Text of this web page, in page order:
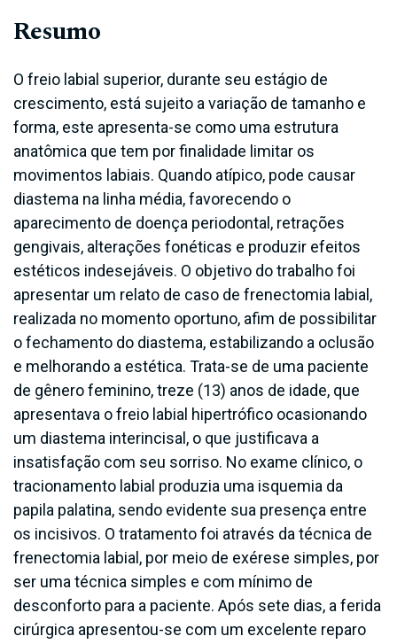
Resumo
O freio labial superior, durante seu estágio de
crescimento, está sujeito a variação de tamanho e
forma, este apresenta-se como uma estrutura
anatômica que tem por finalidade limitar os
movimentos labiais. Quando atípico, pode causar
diastema na linha média, favorecendo o
aparecimento de doença periodontal, retrações
gengivais, alterações fonéticas e produzir efeitos
estéticos indesejáveis. O objetivo do trabalho foi
apresentar um relato de caso de frenectomia labial,
realizada no momento oportuno, afim de possibilitar
o fechamento do diastema, estabilizando a oclusão
e melhorando a estética. Trata-se de uma paciente
de gênero feminino, treze (13) anos de idade, que
apresentava o freio labial hipertrófico ocasionando
um diastema interincisal, o que justificava a
insatisfação com seu sorriso. No exame clínico, o
tracionamento labial produzia uma isquemia da
papila palatina, sendo evidente sua presença entre
os incisivos. O tratamento foi através da técnica de
frenectomia labial, por meio de exérese simples, por
ser uma técnica simples e com mínimo de
desconforto para a paciente. Após sete dias, a ferida
cirúrgica apresentou-se com um excelente reparo